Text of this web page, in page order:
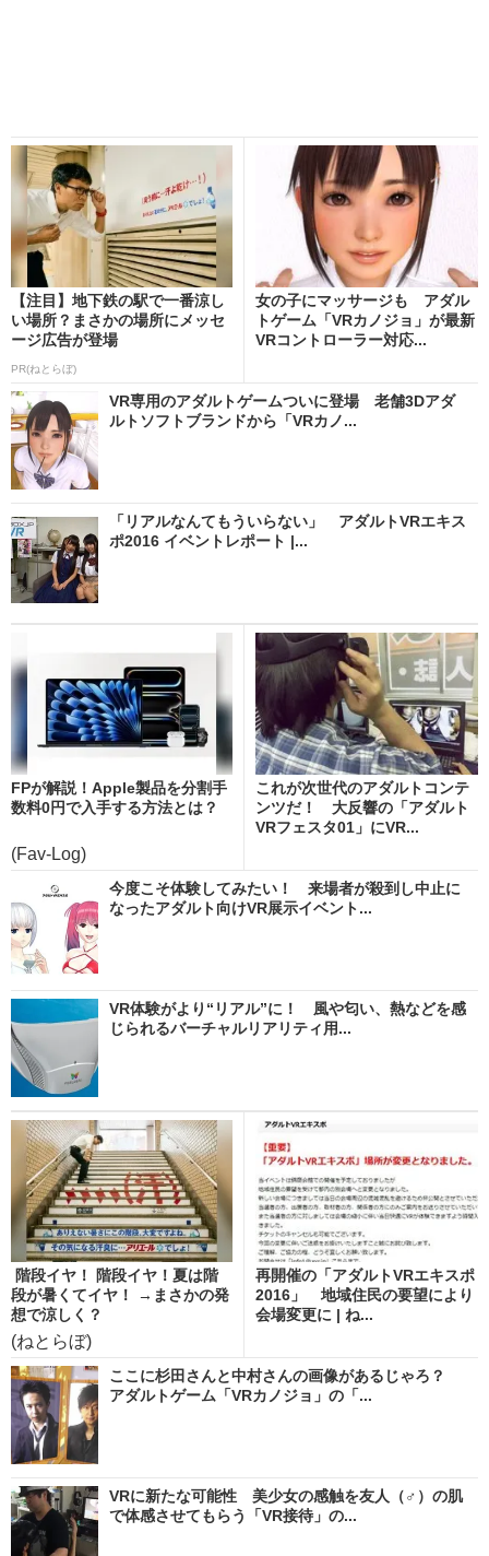
【注目】地下鉄の駅で一番涼し
い場所？まさかの場所にメッセ
ージ広告が登場
PR(ねとらぼ)
女の子にマッサージも アダル
トゲーム「VRカノジョ」が最新
VRコントローラー対応...
VR専用のアダルトゲームついに登場 老舗3Dアダ
ルトソフトブランドから「VRカノ...
「リアルなんてもういらない」 アダルトVRエキス
ポ2016 イベントレポート |...
FPが解説！Apple製品を分割手
数料0円で入手する方法とは？
(Fav-Log)
これが次世代のアダルトコンテ
ンツだ！ 大反響の「アダルト
VRフェスタ01」にVR...
今度こそ体験してみたい！ 来場者が殺到し中止に
なったアダルト向けVR展示イベント...
VR体験がより“リアル”に！ 風や匂い、熱などを感
じられるバーチャルリアリティ用...
階段イヤ！ 階段イヤ！夏は階
段が暑くてイヤ！ →まさかの発
想で涼しく？
(ねとらぼ)
再開催の「アダルトVRエキスポ
2016」 地域住民の要望により
会場変更に | ね...
ここに杉田さんと中村さんの画像があるじゃろ？
アダルトゲーム「VRカノジョ」の「...
VRに新たな可能性 美少女の感触を友人（♂）の肌
で体感させてもらう「VR接待」の...